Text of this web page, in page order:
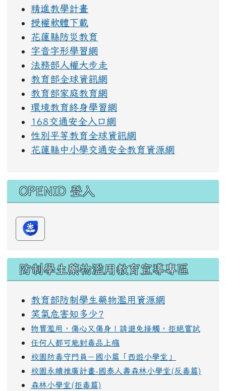
精進教學計畫
授權軟體下載
花蓮縣防災教育
字音字形學習網
法務部人權大步走
教育部全球資訊網
教育部家庭教育網
環境教育終身學習網
168交通安全入口網
性別平等教育全球資訊網
花蓮縣中小學交通安全教育資源網
OPENID 登入
防制學生藥物濫用教育宣導專區
教育部防制學生藥物濫用資源網
笑氣危害知多少?
物質濫用，傷心又傷身！請避免接觸，拒絕嘗試
任何人都可能對毒品上癮
校園防毒守門員－國小篇「西遊小學堂」
校園永續推廣計畫-國泰人壽森林小學堂(反毒篇)
森林小學堂(拒毒篇)